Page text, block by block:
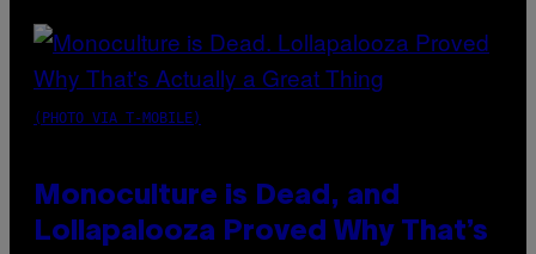
(PHOTO VIA T-MOBILE)
Monoculture is Dead, and
Lollapalooza Proved Why That’s